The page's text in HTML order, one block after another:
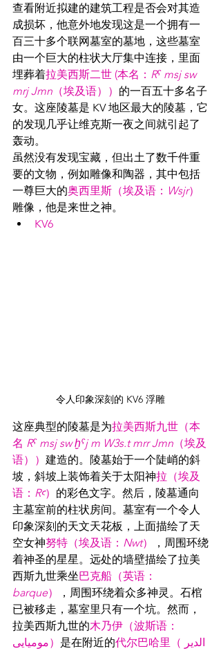
查看附近拟建的建筑工程是否会对其造
成损坏，他意外地发现这是一个拥有一
百三十多个联网墓室的墓地，这些墓室
由一个巨大的柱状大厅集中连接，里面
埋葬着拉美西斯二世 (本名： Rˁ msj sw
mrj Jmn （埃及语）） 的一百五十多名子
女。这座陵墓是 KV 地区最大的陵墓，它
的发现几乎让维克斯一夜之间就引起了
轰动。
虽然没有发现宝藏，但出土了数千件重
要的文物，例如雕像和陶器，其中包括
一尊巨大的奥西里斯（埃及语： Wsjr）
雕像，他是来世之神。
KV6
令人印象深刻的 KV6 浮雕
这座典型的陵墓是为拉美西斯九世（本
名 Rˁ msj sw ḫˁj m W3s.t mrr Jmn （埃及
语）） 建造的。陵墓始于一个陡峭的斜
坡，斜坡上装饰着关于太阳神拉（埃及
语： Rꜥ） 的彩色文字。然后，陵墓通向
主墓室前的柱状房间。墓室有一个令人
印象深刻的天文天花板，上面描绘了天
空女神努特（埃及语： Nwt）
，周围环绕
着神圣的星星。远处的墙壁描绘了拉美
西斯九世乘坐巴克船（英语：
barque）
，周围环绕着众多神灵。石棺
已被移走，墓室里只有一个坑。然而，
拉美西斯九世的木乃伊（波斯语：
مومیایی） 是在附近的代尔巴哈里（الدير